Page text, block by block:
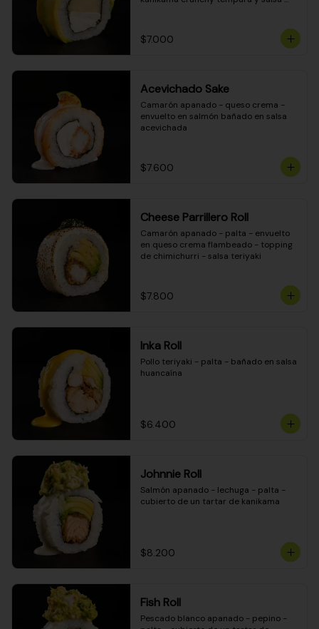
$7.000
Acevichado Sake
Camarón apanado - queso crema -
envuelto en salmón bañado en salsa
acevichada
$7.600
Cheese Parrillero Roll
Camarón apanado - palta - envuelto
en queso crema flambeado - topping
de chimichurri - salsa teriyaki
$7.800
Inka Roll
Pollo teriyaki - palta - bañado en salsa
huancaína
$6.400
Johnnie Roll
Salmón apanado - lechuga - palta -
cubierto de un tartar de kanikama
$8.200
Fish Roll
Pescado blanco apanado - pepino -